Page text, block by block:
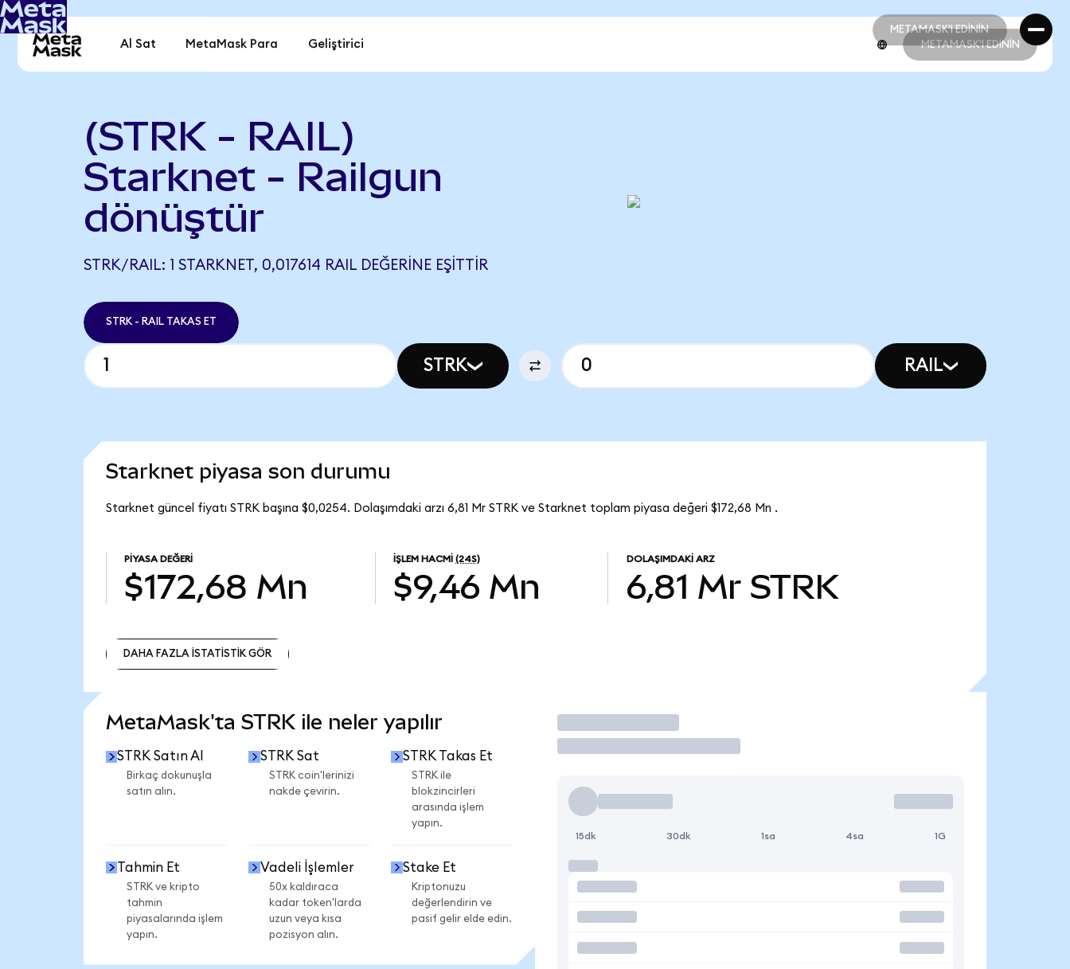
METAMASK'I EDİNİN
METAMASK'I EDİNİN
Al Sat MetaMask Para Geliştirici METAMASK'I EDİNİN
(STRK - RAIL)
Starknet - Railgun
dönüştür
STRK/RAIL: 1 STARKNET, 0,017614 RAIL DEĞERINE EŞITTIR
STRK - RAIL TAKAS ET
STRK RAIL
Starknet piyasa son durumu
Starknet güncel fiyatı STRK başına $0,0254. Dolaşımdaki arzı 6,81 Mr STRK ve Starknet toplam piyasa değeri $172,68 Mn .
PIYASA DEĞERI
$172,68 Mn
İŞLEM HACMI (24S)
$9,46 Mn
DOLAŞIMDAKI ARZ
6,81 Mr STRK
DAHA FAZLA İSTATİSTİK GÖR
MetaMask'ta STRK ile neler yapılır
STRK Satın Al
Birkaç dokunuşla
satın alın.
STRK Sat
STRK coin'lerinizi
nakde çevirin.
STRK Takas Et
STRK ile
blokzincirleri
arasında işlem
yapın.
Tahmin Et
STRK ve kripto
tahmin
piyasalarında işlem
yapın.
Vadeli İşlemler
50x kaldıraca
kadar token'larda
uzun veya kısa
pozisyon alın.
Stake Et
Kriptonuzu
değerlendirin ve
pasif gelir elde edin.
İşlem Yap
15dk 30dk 1sa 4sa 1G